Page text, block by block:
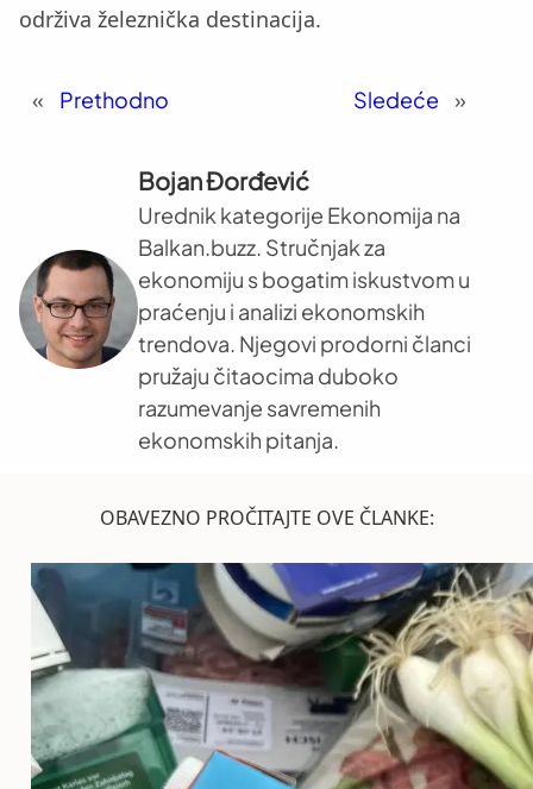
održiva železnička destinacija.
« Prethodno Sledeće »
Bojan Đorđević
Urednik kategorije Ekonomija na
Balkan.buzz. Stručnjak za
ekonomiju s bogatim iskustvom u
praćenju i analizi ekonomskih
trendova. Njegovi prodorni članci
pružaju čitaocima duboko
razumevanje savremenih
ekonomskih pitanja.
OBAVEZNO PROČITAJTE OVE ČLANKE: